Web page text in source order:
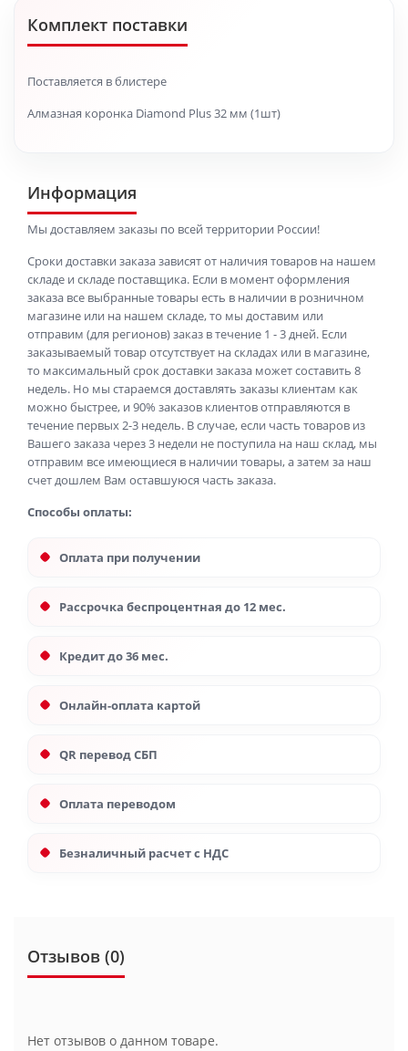
Комплект поставки
Поставляется в блистере
Алмазная коронка Diamond Plus 32 мм (1шт)
Информация
Мы доставляем заказы по всей территории России!
Сроки доставки заказа зависят от наличия товаров на нашем
складе и складе поставщика. Если в момент оформления
заказа все выбранные товары есть в наличии в розничном
магазине или на нашем складе, то мы доставим или
отправим (для регионов) заказ в течение 1 - 3 дней. Если
заказываемый товар отсутствует на складах или в магазине,
то максимальный срок доставки заказа может составить 8
недель. Но мы стараемся доставлять заказы клиентам как
можно быстрее, и 90% заказов клиентов отправляются в
течение первых 2-3 недель. В случае, если часть товаров из
Вашего заказа через 3 недели не поступила на наш склад, мы
отправим все имеющиеся в наличии товары, а затем за наш
счет дошлем Вам оставшуюся часть заказа.
Способы оплаты:
Оплата при получении
Рассрочка беспроцентная до 12 мес.
Кредит до 36 мес.
Онлайн-оплата картой
QR перевод СБП
Оплата переводом
Безналичный расчет с НДС
Отзывов (0)
Нет отзывов о данном товаре.